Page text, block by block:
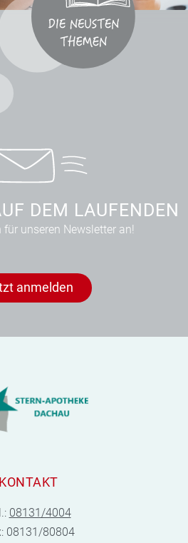
DEM LAUFENDEN
für unseren Newsletter an!
anmelden
KONTAKT
08131/4004
08131/80804